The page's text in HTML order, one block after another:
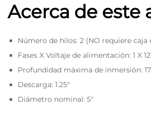
Acerca de este
Número de hilos: 2 (NO requiere caja
Fases X Voltaje de alimentación: 1 X
Profundidad máxima de inmersión:
Descarga: 1.25″
Diámetro nominal: 5″